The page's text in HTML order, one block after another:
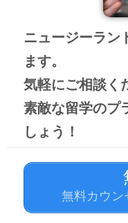
ニュージーラン
ます。
気軽にご相談く
素敵な留学のプ
しょう！
無料カウン